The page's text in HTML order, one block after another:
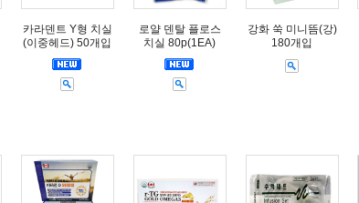
카라덴트 Y형 치실
(이중헤드) 50개입
로얄 덴탈 플로스
치실 80p(1EA)
강화 쑥 미니뜸(강)
180개입